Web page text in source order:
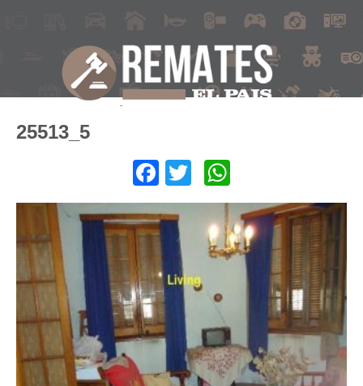
25513_5
Facebook
Twitter